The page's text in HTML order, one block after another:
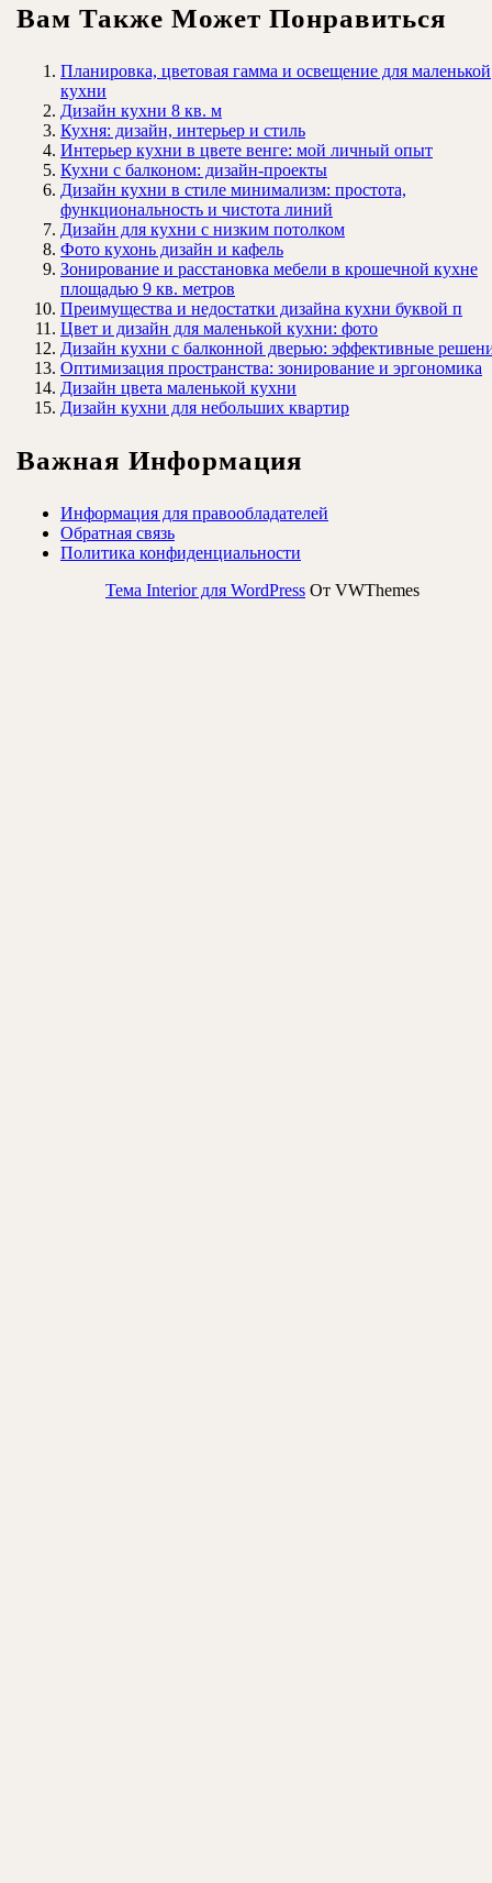
Вам Также Может Понравиться
Планировка, цветовая гамма и освещение для маленькой
кухни
Дизайн кухни 8 кв. м
Кухня: дизайн, интерьер и стиль
Интерьер кухни в цвете венге: мой личный опыт
Кухни с балконом: дизайн-проекты
Дизайн кухни в стиле минимализм: простота,
функциональность и чистота линий
Дизайн для кухни с низким потолком
Фото кухонь дизайн и кафель
Зонирование и расстановка мебели в крошечной кухне
площадью 9 кв. метров
Преимущества и недостатки дизайна кухни буквой п
Цвет и дизайн для маленькой кухни: фото
Дизайн кухни с балконной дверью: эффективные
Оптимизация пространства: зонирование и эргономика
Дизайн цвета маленькой кухни
Дизайн кухни для небольших квартир
Важная Информация
Информация для правообладателей
Обратная связь
Политика конфиденциальности
Тема Interior для WordPress От VWThemes